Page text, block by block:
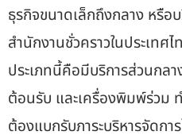
ธุรกิจขนาดเล็กถึงกลาง หรื
สำนักงานชั่วคราวในประเทศ
ประเภทนี้คือมีบริการส่วนกล
ต้อนรับ และเครื่องพิมพ์ร่วม ท
ต้องแบกรับภาระบริหารจัดกา